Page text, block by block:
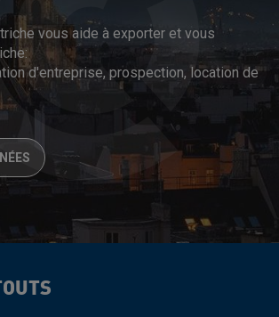
vous aide à exporter et vous
d'entreprise, prospection, location de